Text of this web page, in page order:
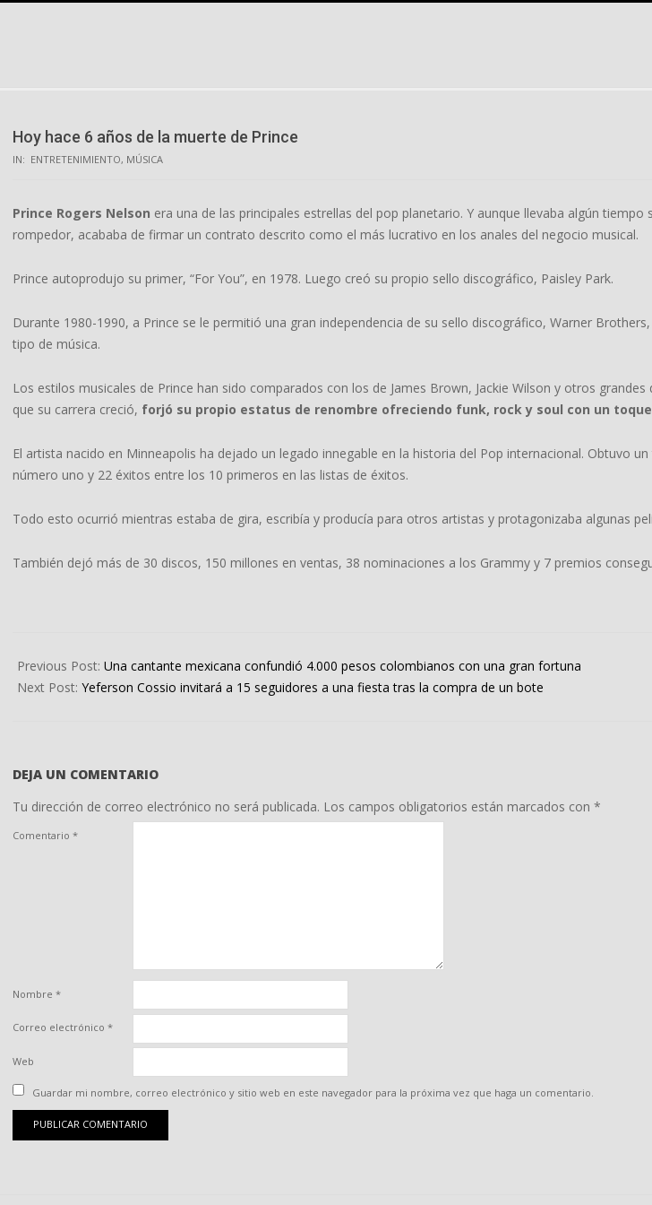
Hoy hace 6 años de la muerte de Prince
IN: ENTRETENIMIENTO, MÚSICA
Prince Rogers Nelson era una de las principales estrellas del pop planetario. Y aunque llevaba algún tiempo
rompedor, acababa de firmar un contrato descrito como el más lucrativo en los anales del negocio musical.
Prince autoprodujo su primer, “For You”, en 1978. Luego creó su propio sello discográfico, Paisley Park.
Durante 1980-1990, a Prince se le permitió una gran independencia de su sello discográfico, Warner
tipo de música.
Los estilos musicales de Prince han sido comparados con los de James Brown, Jackie Wilson y otros
que su carrera creció, forjó su propio estatus de renombre ofreciendo funk, rock y soul con un
El artista nacido en Minneapolis ha dejado un legado innegable en la historia del Pop internacional. Obtuvo
número uno y 22 éxitos entre los 10 primeros en las listas de éxitos.
Todo esto ocurrió mientras estaba de gira, escribía y producía para otros artistas y protagonizaba algunas
También dejó más de 30 discos, 150 millones en ventas, 38 nominaciones a los Grammy y 7 premios
04-
21
Previous Post: Una cantante mexicana confundió 4.000 pesos colombianos con una gran fortuna
Next Post: Yeferson Cossio invitará a 15 seguidores a una fiesta tras la compra de un bote
DEJA UN COMENTARIO
Tu dirección de correo electrónico no será publicada. Los campos obligatorios están marcados con *
Comentario *
Nombre *
Correo electrónico *
Web
Guardar mi nombre, correo electrónico y sitio web en este navegador para la próxima vez que haga un comentario.